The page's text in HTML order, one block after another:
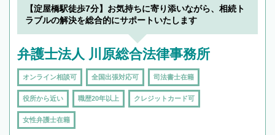
【淀屋橋駅徒歩7分】お気持ちに寄り添いながら、相続ト
ラブルの解決を総合的にサポートいたします
弁護士法人 川原総合法律事務所
オンライン相談可 全国出張対応可 司法書士在籍
役所から近い 職歴20年以上 クレジットカード可
女性弁護士在籍